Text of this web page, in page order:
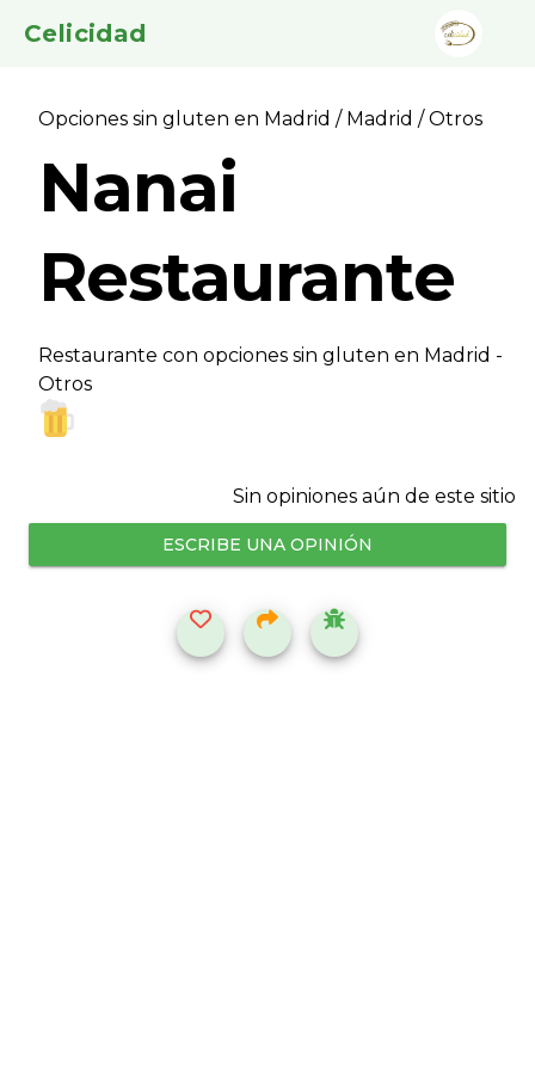
Celicidad
Opciones sin gluten en Madrid / Madrid / Otros
Nanai
Restaurante
Restaurante con opciones sin gluten en Madrid -
Otros
Sin opiniones aún de este sitio
ESCRIBE UNA OPINIÓN